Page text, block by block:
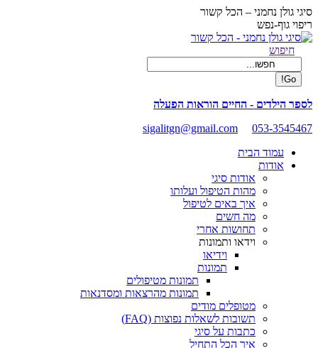
Skip
to
content
סיגי גולן נחמני – הכל קשור
ריפוי גוף-נפש
Facebook
opens
new
window
Search:
חיפוש
לספר הילדים - החיים הוראות הפעלה
sigalitgn@gmail.com
053-3545467
עמוד הבית
אודות
אודות סיגי
מהות הטיפול ועלותו
איך באים לטיפול
מה חשים
תחושות אחרי
וידאו ותמונות
וידיאו
תמונות
תמונות מטיפולים
תמונות מהרצאות ומסדנאות
מטופלים מודים
תשובות לשאלות נפוצות (FAQ)
כתבות על סיגי
איך הכל התחיל